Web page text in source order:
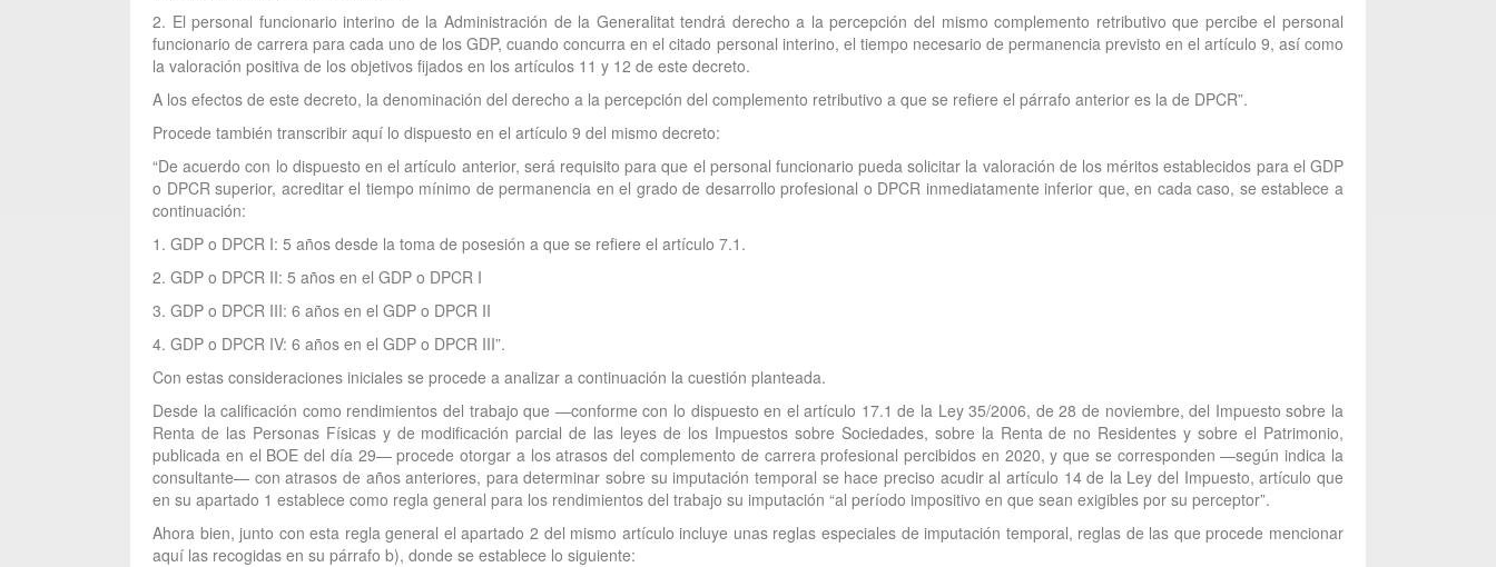
2. El personal funcionario interino de la Administración de la Generalitat tendrá derecho a la percepción del mismo complemento retributivo que percibe el personal
funcionario de carrera para cada uno de los GDP, cuando concurra en el citado personal interino, el tiempo necesario de permanencia previsto en el artículo 9, así como
la valoración positiva de los objetivos fijados en los artículos 11 y 12 de este decreto.
A los efectos de este decreto, la denominación del derecho a la percepción del complemento retributivo a que se refiere el párrafo anterior es la de DPCR”.
Procede también transcribir aquí lo dispuesto en el artículo 9 del mismo decreto:
“De acuerdo con lo dispuesto en el artículo anterior, será requisito para que el personal funcionario pueda solicitar la valoración de los méritos establecidos para el GDP
o DPCR superior, acreditar el tiempo mínimo de permanencia en el grado de desarrollo profesional o DPCR inmediatamente inferior que, en cada caso, se establece a
continuación:
1. GDP o DPCR I: 5 años desde la toma de posesión a que se refiere el artículo 7.1.
2. GDP o DPCR II: 5 años en el GDP o DPCR I
3. GDP o DPCR III: 6 años en el GDP o DPCR II
4. GDP o DPCR IV: 6 años en el GDP o DPCR III”.
Con estas consideraciones iniciales se procede a analizar a continuación la cuestión planteada.
Desde la calificación como rendimientos del trabajo que —conforme con lo dispuesto en el artículo 17.1 de la Ley 35/2006, de 28 de noviembre, del Impuesto sobre la
Renta de las Personas Físicas y de modificación parcial de las leyes de los Impuestos sobre Sociedades, sobre la Renta de no Residentes y sobre el Patrimonio,
publicada en el BOE del día 29— procede otorgar a los atrasos del complemento de carrera profesional percibidos en 2020, y que se corresponden —según indica la
consultante— con atrasos de años anteriores, para determinar sobre su imputación temporal se hace preciso acudir al artículo 14 de la Ley del Impuesto, artículo que
en su apartado 1 establece como regla general para los rendimientos del trabajo su imputación “al período impositivo en que sean exigibles por su perceptor”.
Ahora bien, junto con esta regla general el apartado 2 del mismo artículo incluye unas reglas especiales de imputación temporal, reglas de las que procede mencionar
aquí las recogidas en su párrafo b), donde se establece lo siguiente: